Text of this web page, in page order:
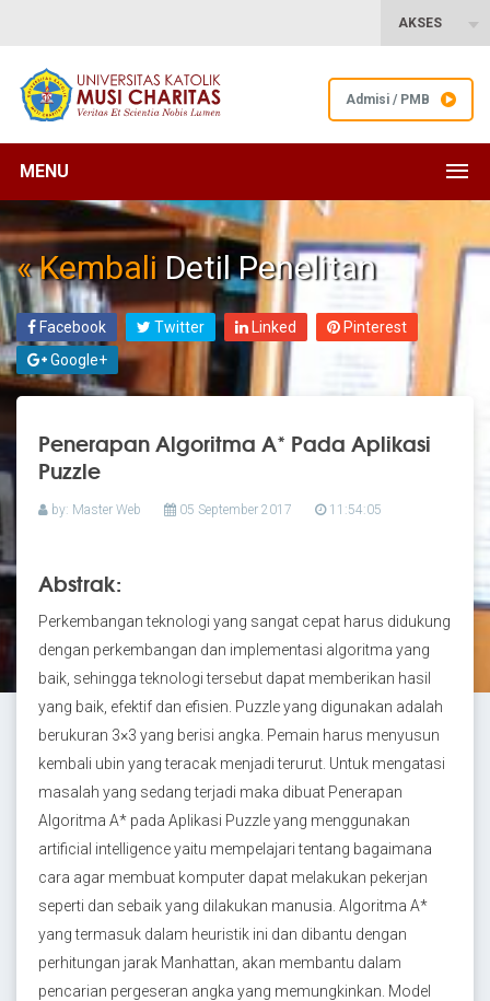
AKSES
Admisi / PMB
MENU
« Kembali Detil Penelitan
Facebook Twitter Linked
Pinterest
Google+
Penerapan Algoritma A* Pada Aplikasi
Puzzle
by: Master Web 05 September 2017 11:54:05
Abstrak:
Perkembangan teknologi yang sangat cepat harus didukung
dengan perkembangan dan implementasi algoritma yang
baik, sehingga teknologi tersebut dapat memberikan hasil
yang baik, efektif dan efisien. Puzzle yang digunakan adalah
berukuran 3×3 yang berisi angka. Pemain harus menyusun
kembali ubin yang teracak menjadi terurut. Untuk mengatasi
masalah yang sedang terjadi maka dibuat Penerapan
Algoritma A* pada Aplikasi Puzzle yang menggunakan
artificial intelligence yaitu mempelajari tentang bagaimana
cara agar membuat komputer dapat melakukan pekerjan
seperti dan sebaik yang dilakukan manusia. Algoritma A*
yang termasuk dalam heuristik ini dan dibantu dengan
perhitungan jarak Manhattan, akan membantu dalam
pencarian pergeseran angka yang memungkinkan. Model